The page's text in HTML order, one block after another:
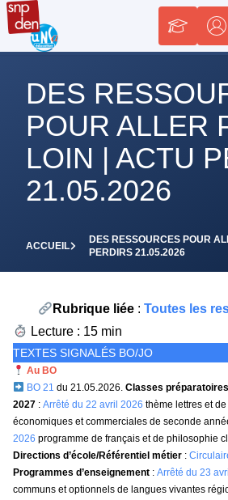
DES
POUR ALLER
LOIN | ACTU
21.05.2026
ACCUEIL
DES RESSOURCES POUR
PERDIRS 21.05.2026
Rubrique liée : Toutes les
Lecture : 15 min
TEXTES SIGNALÉS BO/JO
Au BO
BO 21 du 21.05.2026. Classes
2027 : Arrêté du 22 avril 2026 thème lettres et
économiques et commerciales de seconde
2026 programme de français et de philosophie
Directions d’école/Référentiel métier :
Programmes d’enseignement : Arrêté du 23
communs et optionnels de langues vivantes